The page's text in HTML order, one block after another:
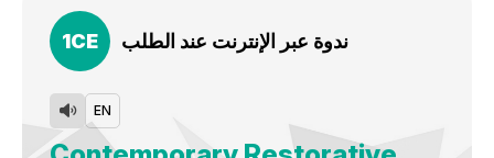
1CE ندوة عبر الإنترنت عند الطلب
EN